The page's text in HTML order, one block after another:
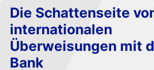
Die Schattenseite
internationalen
Überweisungen mit
Bank